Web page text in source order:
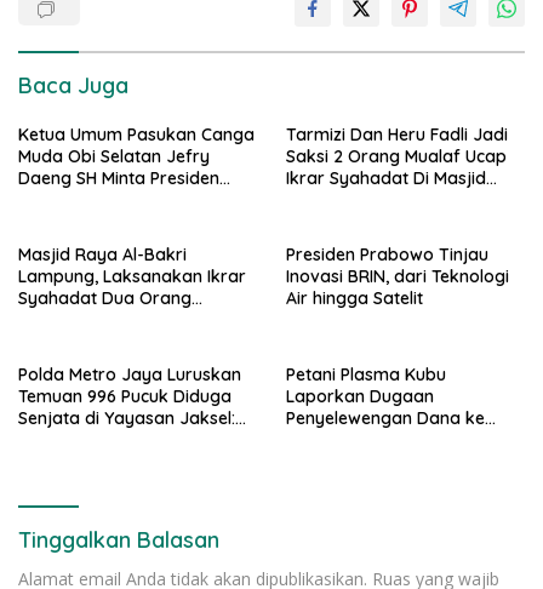
Baca Juga
Ketua Umum Pasukan Canga
Muda Obi Selatan Jefry
Daeng SH Minta Presiden
Berdampak, Cabut Saja”
Tarmizi Dan Heru Fadli Jadi
Saksi 2 Orang Mualaf Ucap
Ikrar Syahadat Di Masjid
Masjid Raya Al-Bakri
Lampung, Laksanakan Ikrar
Syahadat Dua Orang
Presiden Prabowo Tinjau
Inovasi BRIN, dari Teknologi
Air hingga Satelit
Polda Metro Jaya Luruskan
Temuan 996 Pucuk Diduga
Senjata di Yayasan Jaksel:
Petani Plasma Kubu
Laporkan Dugaan
Penyelewengan Dana ke
Tinggalkan Balasan
Alamat email Anda tidak akan dipublikasikan. Ruas yang wajib